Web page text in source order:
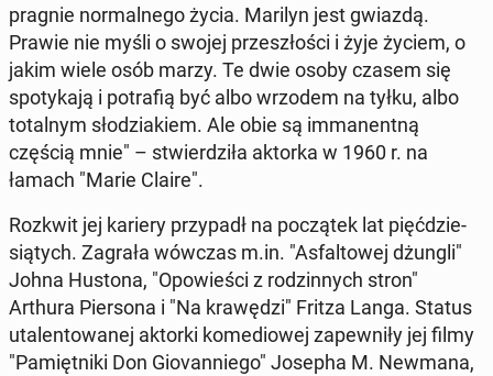
pragnie nor­mal­ne­go życia. Marilyn jest gwiazdą.
Prawie nie myśli o swojej prze­szło­ści i żyje życiem, o
jakim wiele osób marzy. Te dwie osoby czasem się
spo­ty­ka­ją i po­tra­fią być albo wrzodem na tyłku, albo
to­tal­nym sło­dzia­kiem. Ale obie są im­ma­nent­ną
częścią mnie" – stwier­dzi­ła aktorka w 1960 r. na
łamach "Marie Claire".
Rozkwit jej kariery przy­padł na po­czą­tek lat pięć­dzie­
sią­tych. Zagrała wówczas m.in. "As­fal­to­wej dżungli"
Johna Hustona, "Opo­wie­ści z ro­dzin­nych stron"
Arthura Pier­so­na i "Na kra­wę­dzi" Fritza Langa. Status
uta­len­to­wa­nej aktorki ko­me­dio­wej za­pew­ni­ły jej filmy
"Pa­mięt­ni­ki Don Gio­van­nie­go" Josepha M. Newmana,